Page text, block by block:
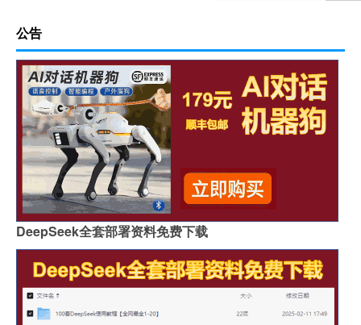
公告
DeepSeek全套部署资料免费下载